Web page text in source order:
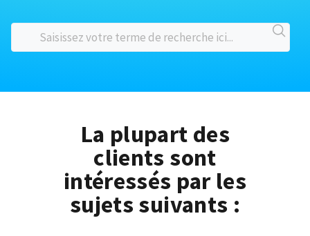
La plupart des
clients sont
intéressés par les
sujets suivants :